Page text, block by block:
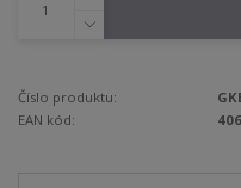
Číslo produktu:
EAN kód: